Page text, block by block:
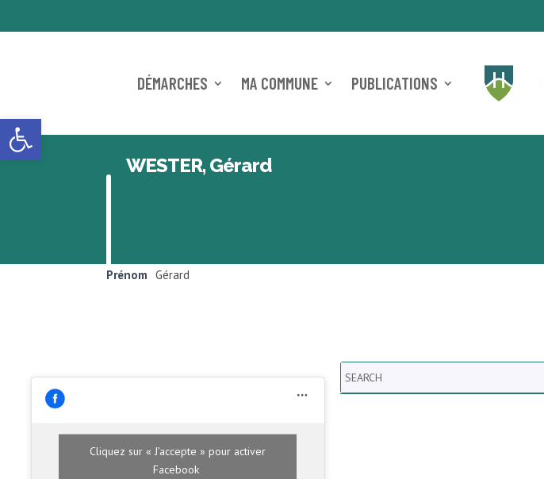
Ouvrir la barre d’outils
DÉMARCHES MA COMMUNE PUBLICATIONS
WESTER, Gérard
Prénom Gérard
Cliquez sur « J’accepte » pour activer
Facebook
Search